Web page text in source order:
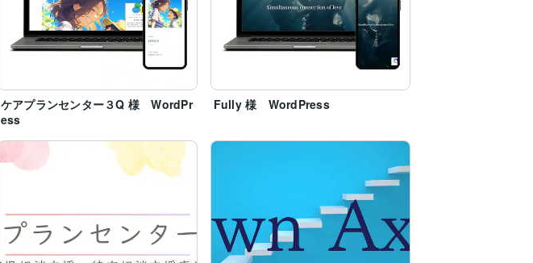
ケアプランセンター３Q 様 WordPr
ess
Fully 様 WordPress